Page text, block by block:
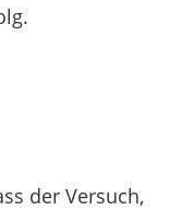
der Versuch,